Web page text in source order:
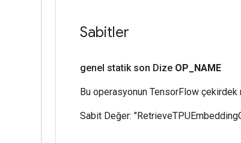
Sabitler
genel statik son Dize OP NAME
Bu operasyonun TensorFlow çekirdek
Sabit Değer: